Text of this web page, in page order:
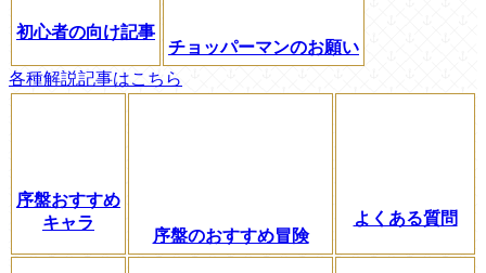
初心者の向け記事
チョッパーマンのお願い
各種解説記事はこちら
序盤おすすめ
キャラ
序盤のおすすめ冒険
よくある質問